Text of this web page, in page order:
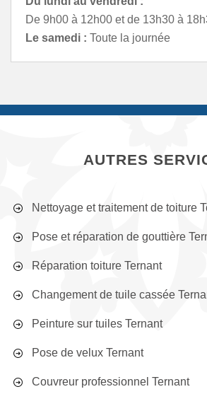
De 9h00 à 12h00 et de 13h30 à
Le samedi : Toute la journée
AUTRES
Nettoyage et traitement de toiture
Pose et réparation de gouttière
Réparation toiture Ternant
Changement de tuile cassée
Peinture sur tuiles Ternant
Pose de velux Ternant
Couvreur professionnel Ternant